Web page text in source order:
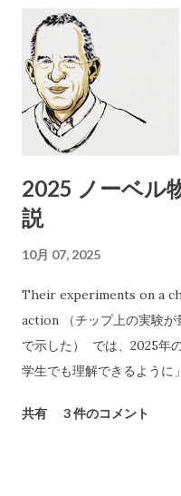
な「不用品無料出張回収」
ドバイスいたします。 1.
所在地 ：埼玉県所沢市松郷
431090053454号（古物商
（090-4713-2580） 受付時
「無料回収」「当日でも
作業可能などと記載 2. 危険
ワナ 実際に依頼すると「無
料回収」と言いながら、現
します。 2）連絡先が「携
頼できる事業者であれば「
なども記載されます。 携帯
ったり、責任の所在が曖昧
物収集運搬業など）は記載
2025 ノーベル
説
10月 07, 2025
Their experiments on a
action （チップ上の実験が
で示した） では、2025年
学生でも理解できるように
しします。 🏅 今年のノー
共有 3 件のコメント